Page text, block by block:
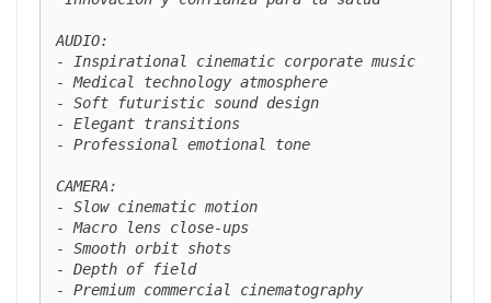
AUDIO:
- Inspirational cinematic corporate music
- Medical technology atmosphere
- Soft futuristic sound design
- Elegant transitions
- Professional emotional tone
CAMERA:
- Slow cinematic motion
- Macro lens close-ups
- Smooth orbit shots
- Depth of field
- Premium commercial cinematography